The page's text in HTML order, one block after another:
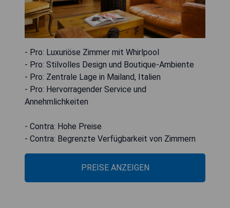
- Pro: Luxuriöse Zimmer mit Whirlpool
- Pro: Stilvolles Design und Boutique-Ambiente
- Pro: Zentrale Lage in Mailand, Italien
- Pro: Hervorragender Service und
Annehmlichkeiten
- Contra: Hohe Preise
- Contra: Begrenzte Verfügbarkeit von Zimmern
PREISE ANZEIGEN